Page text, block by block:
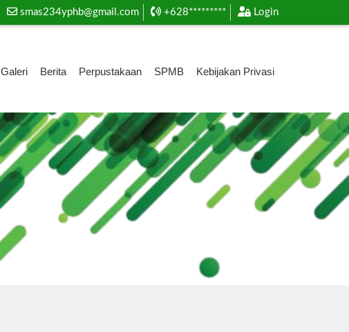
smas234yphb@gmail.com +628********* Login
Galeri Berita Perpustakaan SPMB Kebijakan Privasi